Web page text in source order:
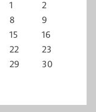
1
2
8
9
15
16
22
23
29
30